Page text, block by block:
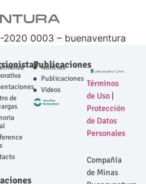
2020 0003 – buenaventura
de
Publicaciones
Noticias
Publicaciones
Videos
Términos
de Uso
Protección
de Datos
Personales
Compañía
de Minas